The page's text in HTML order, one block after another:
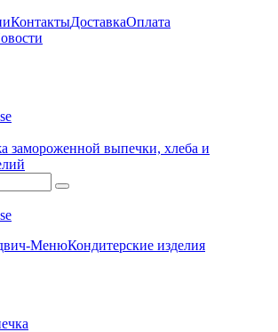
КонтактыДоставкаОплата
МенюКондитерские изделия